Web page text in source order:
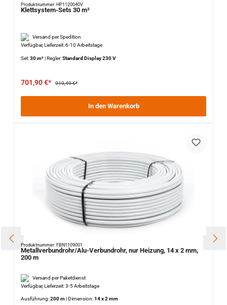
Produktnummer: HP1120040V
Klettsystem-Sets 30 m²
Versand per Spedition
Verfügbar, Lieferzeit: 6-10 Arbeitstage
Set:30 m²|Regler:Standard Display 230 V
701,90 €* 919,49 €*
In den Warenkorb
Produktnummer: FBN1109001
Metallverbundrohr/Alu-Verbundrohr, nur Heizung, 14 x 2 mm,
200 m
Versand per Paketdienst
Verfügbar, Lieferzeit: 3-5 Arbeitstage
Ausführung:200 m|Dimension:14 x 2 mm